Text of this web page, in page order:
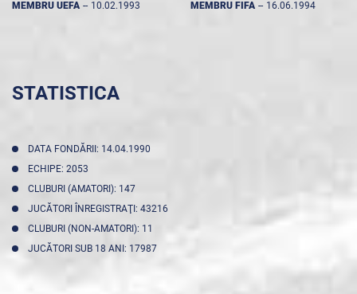
MEMBRU UEFA -- 10.02.1993 MEMBRU FIFA -- 16.06.1994
STATISTICA
DATA FONDĂRII: 14.04.1990
ECHIPE: 2053
CLUBURI (AMATORI): 147
JUCĂTORI ÎNREGISTRAŢI: 43216
CLUBURI (NON-AMATORI): 11
JUCĂTORI SUB 18 ANI: 17987